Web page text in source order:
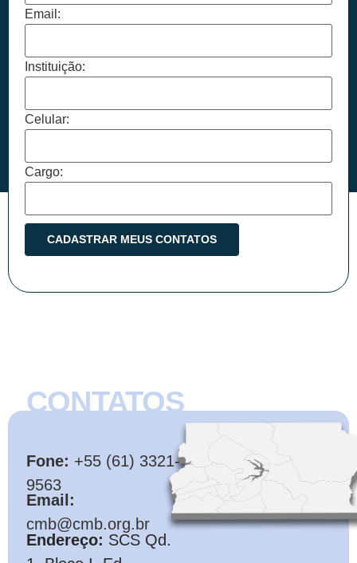
Email:
Instituição:
Celular:
Cargo:
CONTATOS
Fone: +55 (61) 3321-
9563
Email:
cmb@cmb.org.br
Endereço: SCS Qd.